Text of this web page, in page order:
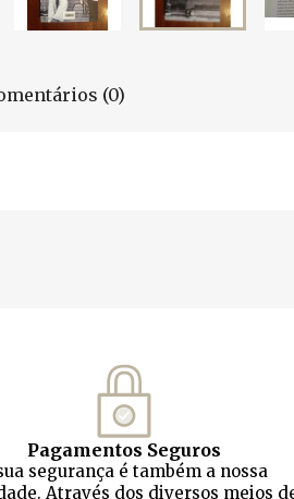
(0)
Pagamentos Seguros
segurança é também a nossa
Através dos diversos meios